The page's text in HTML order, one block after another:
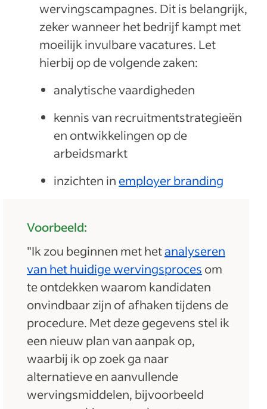
wervingscampagnes. Dit is belangrijk,
zeker wanneer het bedrijf kampt met
moeilijk invulbare vacatures. Let
hierbij op de volgende zaken:
analytische vaardigheden
kennis van recruitmentstrategieën
en ontwikkelingen op de
arbeidsmarkt
inzichten in employer branding
Voorbeeld:
"Ik zou beginnen met hetanalyseren
van het huidige wervingsproces om
te ontdekken waarom kandidaten
onvindbaar zijn of afhaken tijdens de
procedure. Met deze gegevens stel ik
een nieuw plan van aanpak op,
waarbij ik op zoek ga naar
alternatieve en aanvullende
wervingsmiddelen, bijvoorbeeld